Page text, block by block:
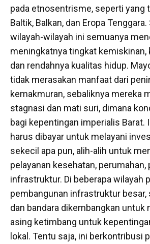
pada etnosentrisme, seperti yang
Baltik, Balkan, dan Eropa
wilayah-wilayah ini semuanya
meningkatnya tingkat kemiskinan,
dan rendahnya kualitas hidup.
tidak merasakan manfaat dari
kemakmuran, sebaliknya mereka
stagnasi dan mati suri, dimana
bagi kepentingan imperialis Barat.
harus dibayar untuk melayani
sekecil apa pun, alih-alih untuk
pelayanan kesehatan, perumahan,
infrastruktur. Di beberapa wilayah
pembangunan infrastruktur
dan bandara dikembangkan untuk
asing ketimbang untuk
lokal. Tentu saja, ini berkontribusi